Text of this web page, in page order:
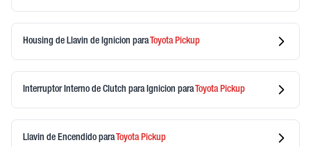
Housing de Llavin de Ignicion paraToyotaPickup
Interruptor Interno de Clutch para Ignicion paraToyotaPickup
Llavin de Encendido paraToyotaPickup